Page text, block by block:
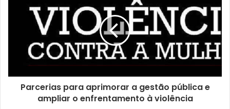
Parcerias para aprimorar a gestão pública e
ampliar o enfrentamento à violência